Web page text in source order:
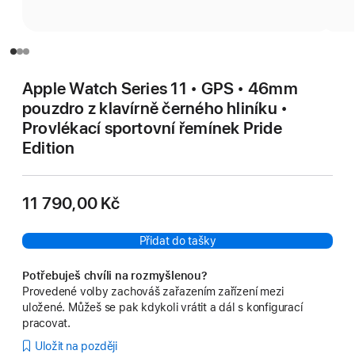
Apple Watch Series 11 • GPS • 46mm
pouzdro z klavírně černého hliníku •
Provlékací sportovní řemínek Pride
Edition
11 790,00 Kč
Přidat do tašky
Potřebuješ chvíli na rozmyšlenou?
Provedené volby zachováš zařazením zařízení mezi
uložené. Můžeš se pak kdykoli vrátit a dál s konfigurací
pracovat.
Uložit na později